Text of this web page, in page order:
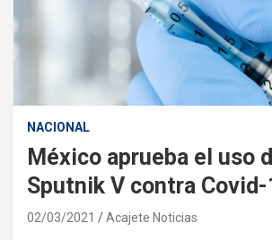
NACIONAL
México aprueba el uso
Sputnik V contra Covid-
02/03/2021 Acajete Noticias